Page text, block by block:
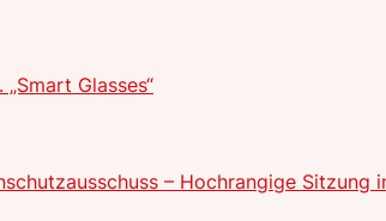
Glasses“
– Hochrangige Sitzung